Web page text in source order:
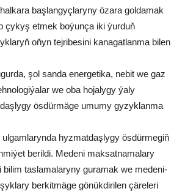
başlangyçlaryny özara goldamak
çykyş etmek boýunça iki ýurduň
oňyn tejribesini kanagatlanma bilen
şol sanda energetika, nebit we gaz
we oba hojalygy ýaly
ösdürmäge umumy gyzyklanma
hyzmatdaşlygy ösdürmegiň
berildi. Medeni maksatnamalary
bilim taslamalaryny guramak we medeni-
berkitmäge gönükdirilen çäreleri